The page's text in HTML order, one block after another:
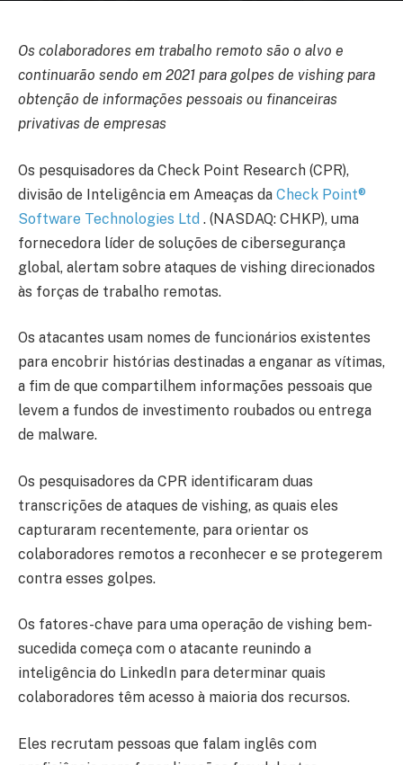
Os colaboradores em trabalho remoto são o alvo e
continuarão sendo em 2021 para golpes de vishing para
obtenção de informações pessoais ou financeiras
privativas de empresas
Os pesquisadores da Check Point Research (CPR),
divisão de Inteligência em Ameaças da Check Point®
Software Technologies Ltd . (NASDAQ: CHKP), uma
fornecedora líder de soluções de cibersegurança
global, alertam sobre ataques de vishing direcionados
às forças de trabalho remotas.
Os atacantes usam nomes de funcionários existentes
para encobrir histórias destinadas a enganar as vítimas,
a fim de que compartilhem informações pessoais que
levem a fundos de investimento roubados ou entrega
de malware.
Os pesquisadores da CPR identificaram duas
transcrições de ataques de vishing, as quais eles
capturaram recentemente, para orientar os
colaboradores remotos a reconhecer e se protegerem
contra esses golpes.
Os fatores-chave para uma operação de vishing bem-
sucedida começa com o atacante reunindo a
inteligência do LinkedIn para determinar quais
colaboradores têm acesso à maioria dos recursos.
Eles recrutam pessoas que falam inglês com